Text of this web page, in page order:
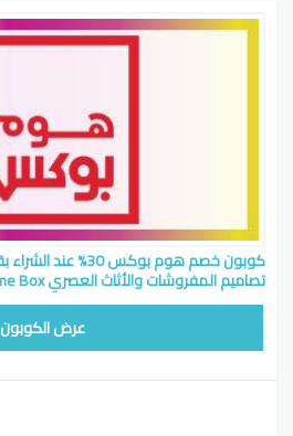
تصاميم المفروشات والأثاث العصري Home Box
عرض الكوبون